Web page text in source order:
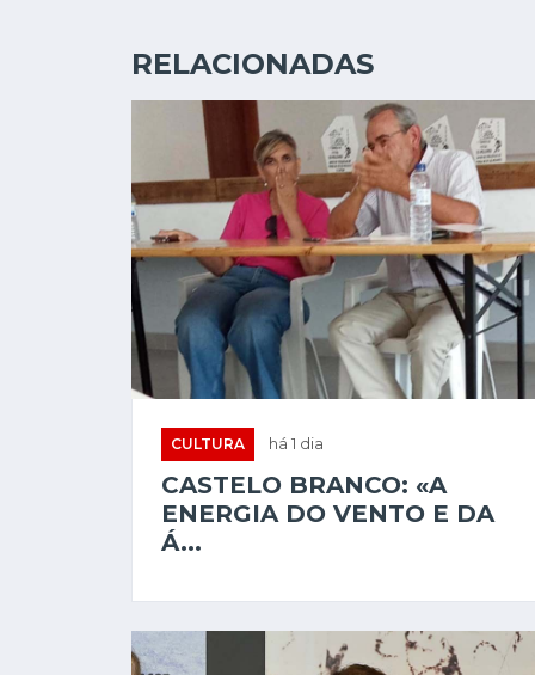
RELACIONADAS
CULTURA há 1 dia
CASTELO BRANCO: «A
ENERGIA DO VENTO E DA
Á...